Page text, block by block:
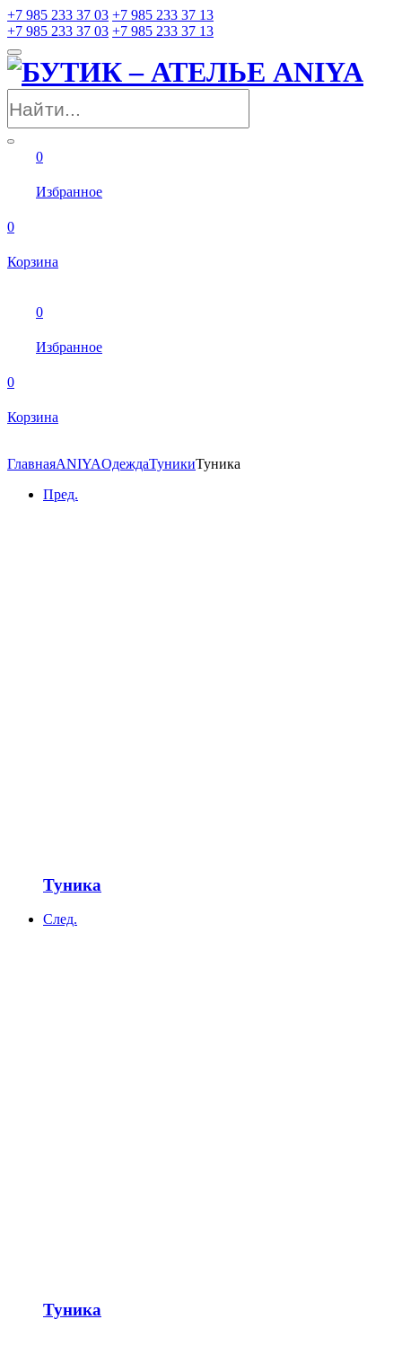
+7 985 233 37 03 +7 985 233 37 13
+7 985 233 37 03 +7 985 233 37 13
0
Избранное
0
Корзина
0
Избранное
0
Корзина
ГлавнаяANIYAОдеждаТуникиТуника
Пред.
Туника
След.
Туника